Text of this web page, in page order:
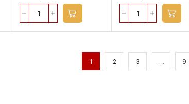
1 2 3 … 9